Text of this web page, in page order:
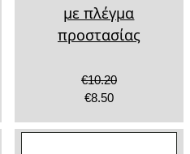
με πλέγμα
προστασίας
€10.20
€8.50